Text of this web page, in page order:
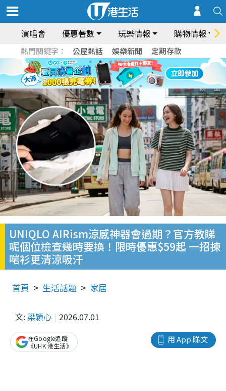
演唱會 優惠著數 玩樂情報 購物情報
熱門關鍵字： 公屋熱話 娛樂新聞 定期存款
UNIQLO AIRism涼感神器會過期？官方教睇
呢個位檢查幾時要換！限時優惠$59起 一招揀
啱衫更清涼吸汗
首頁 生活話題 家居
文: 梁穎心 2026.07.01
用 App 睇文
在Google追蹤
《UHK 港生活》